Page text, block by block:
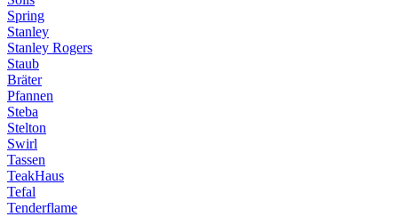
Spring
Stanley
Stanley Rogers
Staub
Bräter
Pfannen
Steba
Stelton
Swirl
Tassen
TeakHaus
Tefal
Tenderflame